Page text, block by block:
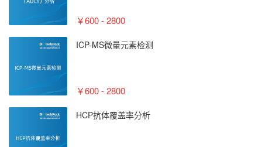
￥600 - 2800
ICP-MS微量元素检测
￥600 - 2800
HCP抗体覆盖率分析